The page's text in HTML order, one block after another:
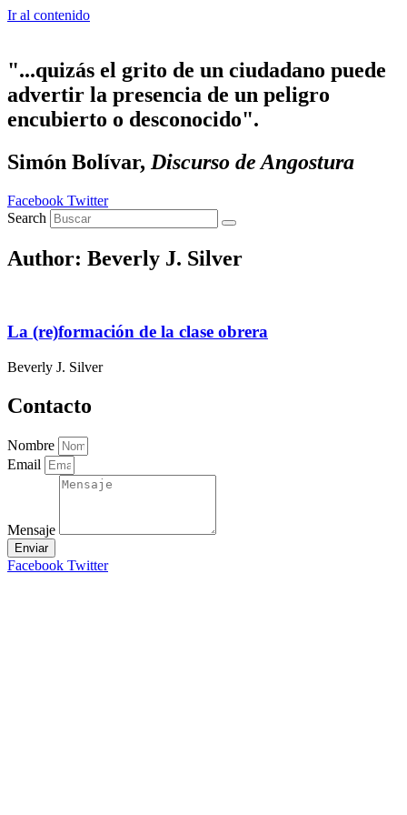
Ir al contenido
"...quizás el grito de un ciudadano puede
advertir la presencia de un peligro
encubierto o desconocido".
Simón Bolívar, Discurso de Angostura
Facebook Twitter
Search
Author: Beverly J. Silver
La (re)formación de la clase obrera
Beverly J. Silver
Contacto
Nombre
Email
Mensaje
Enviar
Facebook Twitter